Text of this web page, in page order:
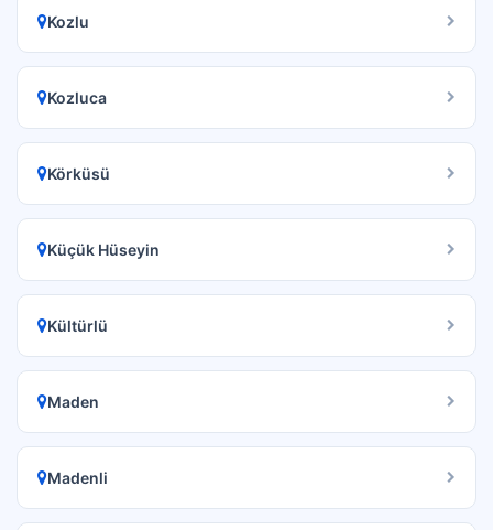
Kozlu
Kozluca
Körküsü
Küçük Hüseyin
Kültürlü
Maden
Madenli